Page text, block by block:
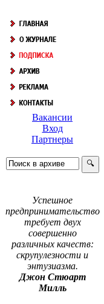
Вакансии
Вход
Партнеры
Успешное
предпринимательство
требует двух
совершенно
различных качеств:
скрупулезности и
энтузиазма.
Джон Стюарт
Милль